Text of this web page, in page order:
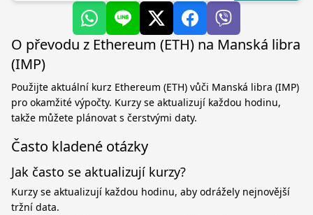
O převodu z Ethereum (ETH) na Manská libra
(IMP)
Použijte aktuální kurz Ethereum (ETH) vůči Manská libra (IMP)
pro okamžité výpočty. Kurzy se aktualizují každou hodinu,
takže můžete plánovat s čerstvými daty.
Často kladené otázky
Jak často se aktualizují kurzy?
Kurzy se aktualizují každou hodinu, aby odrážely nejnovější
tržní data.